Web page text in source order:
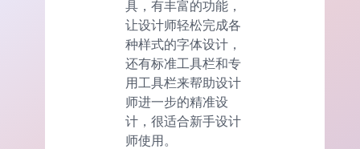
具，有丰富的功能，
让设计师轻松完成各
种样式的字体设计，
还有标准工具栏和专
用工具栏来帮助设计
师进一步的精准设
计，很适合新手设计
师使用。